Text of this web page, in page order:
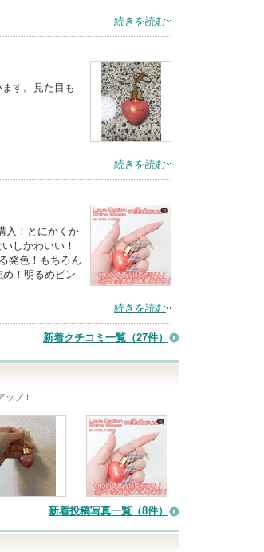
続きを読む
す。見た目も
続きを読む
入！とにかくか
しかわいい！
発色！もちろん
！明るめピン
続きを読む
新着クチコミ一覧 （27件）
ップ！
新着投稿写真一覧（8件）